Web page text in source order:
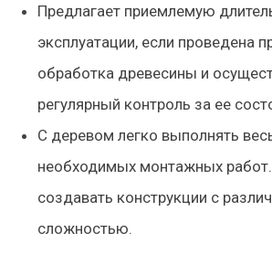
Предлагает приемлемую
эксплуатации, если проведена
обработка древесины и
регулярный контроль за ее
С деревом легко выполнять
необходимых монтажных
создавать конструкции с
сложностью.